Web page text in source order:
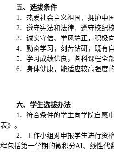
五、选拔条件
1 ．热爱社会主义祖国，拥护中国
2．遵守宪法和法律，遵守校纪校
3．诚实守信、学风端正，积极
4．勤奋学习，刻苦钻研，既有
5．学习成绩优良， 各科课程全
6．身体健康，能适应较高强度的
六、学生选拔办法
1 ．符合条件的学生向学院自愿
表》。
2．工作小组对申报学生进行资
程包括第一学期的微积分AI、线性代